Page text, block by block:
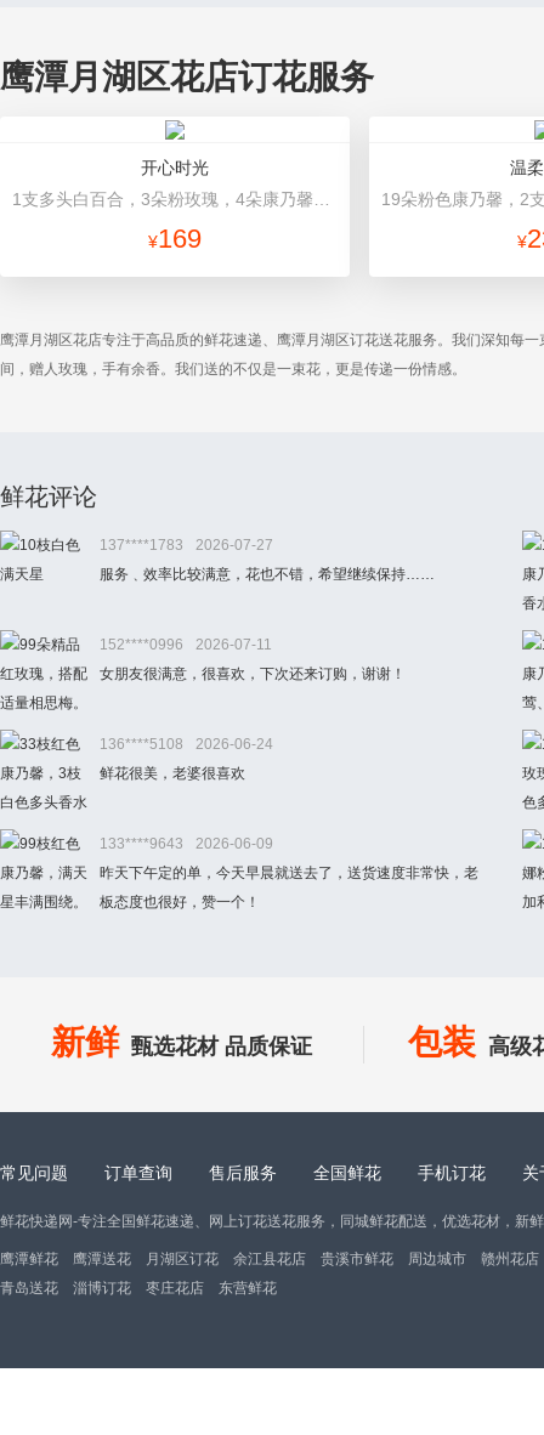
鹰潭月湖区花店订花服务
开心时光
¥169
温
¥
鹰潭月湖区花店专注于高品质的鲜花速递、鹰潭月湖区订花送花服务。我们深知每
间，赠人玫瑰，手有余香。我们送的不仅是一束花，更是传递一份情感。
鲜花评论
137****1783
2026-07-27
服务﹑效率比较满意，花也不错，希望继续保持……
152****0996
2026-07-11
女朋友很满意，很喜欢，下次还来订购，谢谢！
136****5108
2026-06-24
鲜花很美，老婆很喜欢
133****9643
2026-06-09
昨天下午定的单，今天早晨就送去了，送货速度非常快，老
板态度也很好，赞一个！
新鲜 甄选花材 品质保证 包装 高级
常见问题 订单查询 售后服务 全国鲜花 手机订花 关
鲜花快递网-专注全国鲜花速递、网上订花送花服务，同城鲜花配送，优选花材，新
鹰潭鲜花 鹰潭送花 月湖区订花 余江县花店 贵溪市鲜花 周边城市
赣州花店
青岛送花
淄博订花 枣庄花店 东营鲜花